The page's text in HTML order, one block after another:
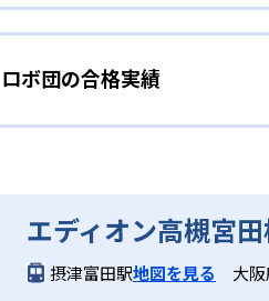
レッスンでは2人で1台のロボッ
り組むことで、自力で考える姿
考と伝える力を強化する。
3 Pythonによ
ビジュアルプログラミングで基
いく。論理的思考力や実践的ス
小学3年生以上は80分×3回/月
制御方法を学び、オリジナルの
ロボット教材が教室で貸し出さ
するペアラーニングにより、協
果を実感できる場も用意されて
どんなデメリットがある?
教材は教室でのみ使用となって
ムで構成されているため、一定
ロボ団の合格実績
ロボ団は合格実績を公式サイト
エディオン高槻宮
摂津富田駅地図を見る 大